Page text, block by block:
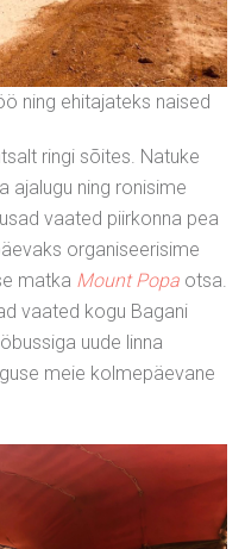
ning ehitajateks naised
ringi sõites. Natuke
ajalugu ning ronisime
vaated piirkonna pea
organiseerisime
matka Mount Popa otsa.
vaated kogu Bagani
uude linna
meie kolmepäevane